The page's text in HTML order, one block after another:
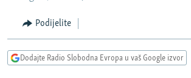
navigaciju
Pređite
na
pretragu
CRNA GORA
VIZUELNO
RAT U UKRAJINI
Podijelite
Dodajte Radio Slobodna Evropa u vaš Google izvor